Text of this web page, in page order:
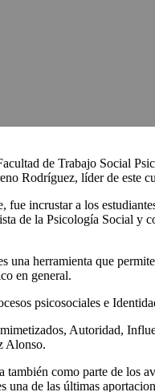
de Trabajo Social
Rodríguez, líder de este
incrustar a los
de la Psicología Social y
herramienta que
en general.
psicosociales e
Autoridad,
Alonso.
como parte de los
de las últimas